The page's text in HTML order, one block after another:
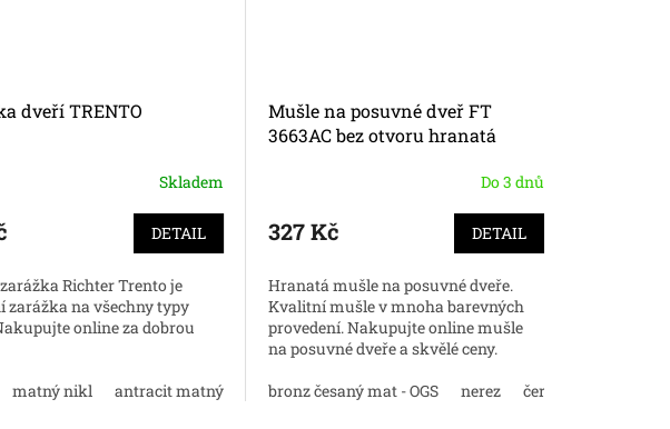
matný chrom chrom lesk
dveří TRENTO
Skladem
DETAIL
Richter Trento je
zarážka na všechny typy
online za dobrou
matný nikl antracit matný ( cemat)
Mušle na posuvné dveř FT
3663AC bez otvoru hranatá
Do 3 dnů
327 Kč DETAIL
Hranatá mušle na posuvné dveře.
Kvalitní mušle v mnoha barevných
provedení. Nakupujte online mušle
na posuvné dveře a skvělé ceny.
bronz česaný mat - OGS
nerez černá